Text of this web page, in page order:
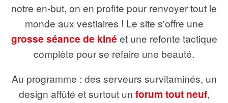
notre en-but, on en profite pour renvoyer tout le
monde aux vestiaires ! Le site s'offre une
grosse séance de kiné et une refonte tactique
complète pour se refaire une beauté.
Au programme : des serveurs survitaminés, un
design affûté et surtout un forum tout neuf,